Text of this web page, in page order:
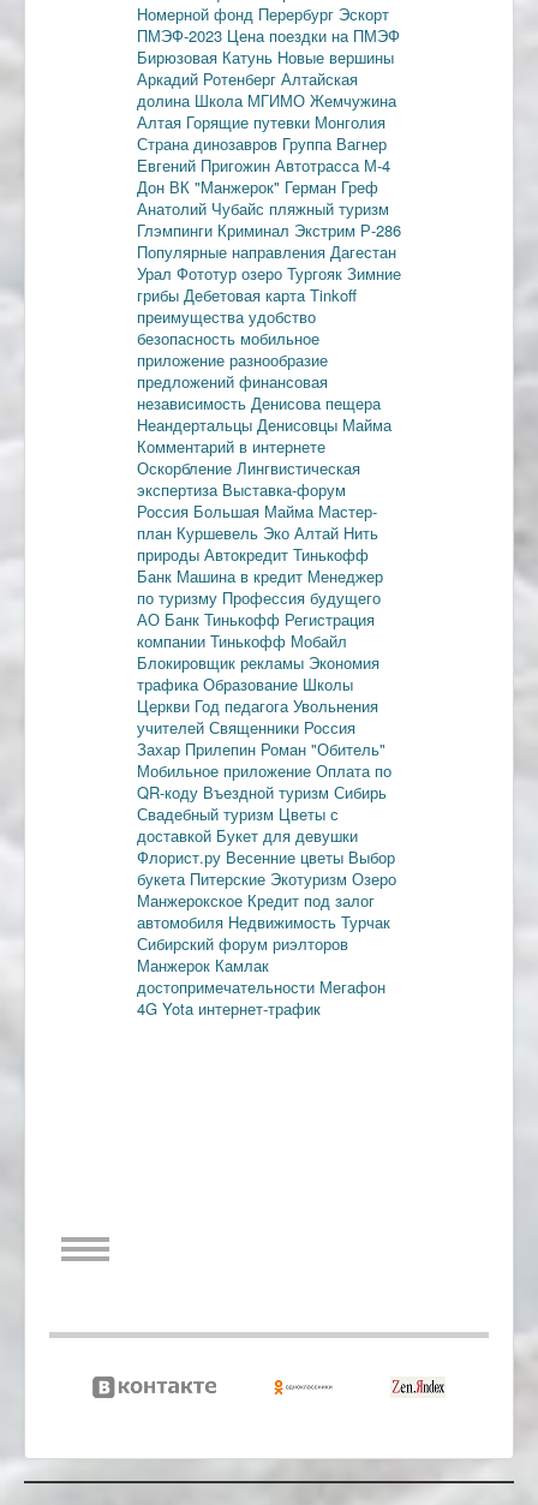
Номерной фонд Перербург Эскорт
ПМЭФ-2023 Цена поездки на ПМЭФ
Бирюзовая Катунь Новые вершины
Аркадий Ротенберг Алтайская
долина Школа МГИМО Жемчужина
Алтая Горящие путевки Монголия
Страна динозавров Группа Вагнер
Евгений Пригожин Автотрасса М-4
Дон ВК "Манжерок" Герман Греф
Анатолий Чубайс пляжный туризм
Глэмпинги Криминал Экстрим Р-286
Популярные направления Дагестан
Урал Фототур озеро Тургояк Зимние
грибы Дебетовая картаTinkoff
преимуществаудобство
безопасность мобильное
приложение разнообразие
предложений финансовая
независимость Денисова пещера
Неандертальцы Денисовцы Майма
Комментарий в интернете
Оскорбление Лингвистическая
экспертиза Выставка-форум
Россия Большая Майма Мастер-
план Куршевель Эко Алтай Нить
природы Автокредит Тинькофф
Банк Машина в кредит Менеджер
по туризму Профессия будущего
АО Банк Тинькофф Регистрация
компании Тинькофф Мобайл
Блокировщик рекламы Экономия
трафикаОбразование Школы
Церкви Год педагогаУвольнения
учителей Священники Россия
Захар Прилепин Роман "Обитель"
Мобильное приложение Оплата по
QR-коду Въездной туризм Сибирь
Свадебный туризм Цветы с
доставкой Букет для девушки
Флорист.ру Весенние цветы Выбор
букета Питерские Экотуризм Озеро
Манжерокское Кредит под залог
автомобиля Недвижимость Турчак
Сибирский форум риэлторов
Манжерок Камлак
достопримечательности Мегафон
4G Yota интернет-трафик